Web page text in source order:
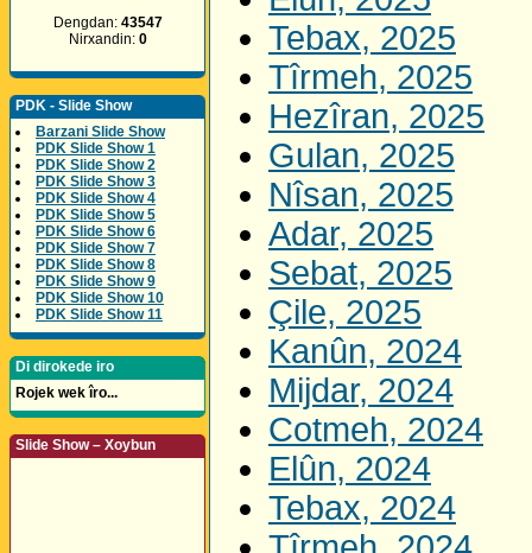
Dengdan: 43547
Nirxandin: 0
PDK - Slide Show
Barzani Slide Show
PDK Slide Show 1
PDK Slide Show 2
PDK Slide Show 3
PDK Slide Show 4
PDK Slide Show 5
PDK Slide Show 6
PDK Slide Show 7
PDK Slide Show 8
PDK Slide Show 9
PDK Slide Show 10
PDK Slide Show 11
Di dirokede iro
Rojek wek îro...
Slide Show – Xoybun
Tebax, 2025
Tîrmeh, 2025
Hezîran, 2025
Gulan, 2025
Nîsan, 2025
Adar, 2025
Sebat, 2025
Çile, 2025
Kanûn, 2024
Mijdar, 2024
Cotmeh, 2024
Elûn, 2024
Tebax, 2024